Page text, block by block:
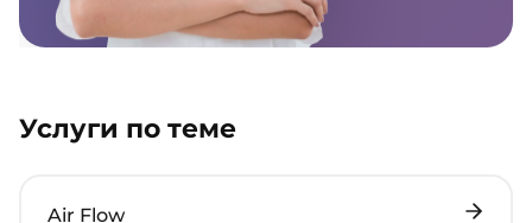
Услуги по теме
Air Flow